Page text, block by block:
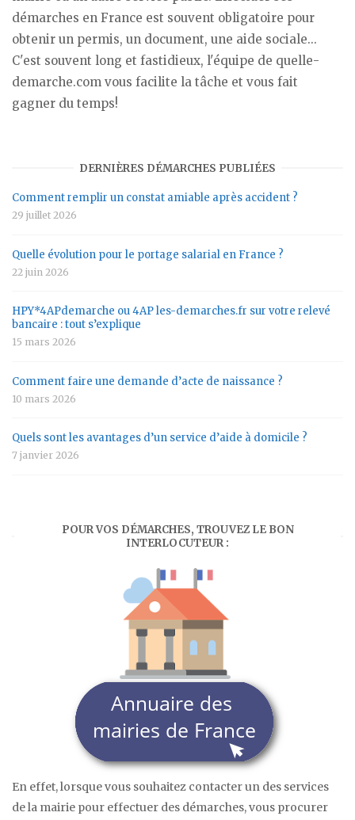
démarches en France est souvent obligatoire pour
obtenir un permis, un document, une aide sociale...
C'est souvent long et fastidieux, l'équipe de quelle-
demarche.com vous facilite la tâche et vous fait
gagner du temps!
DERNIÈRES DÉMARCHES PUBLIÉES
Comment remplir un constat amiable après accident ?
29 juillet 2026
Quelle évolution pour le portage salarial en France ?
22 juin 2026
HPY*4APdemarche ou 4AP les-demarches.fr sur votre relevé
bancaire : tout s’explique
15 mars 2026
Comment faire une demande d’acte de naissance ?
10 mars 2026
Quels sont les avantages d’un service d’aide à domicile ?
7 janvier 2026
POUR VOS DÉMARCHES, TROUVEZ LE BON
INTERLOCUTEUR :
En effet, lorsque vous souhaitez contacter un des services
de la mairie pour effectuer des démarches, vous procurer